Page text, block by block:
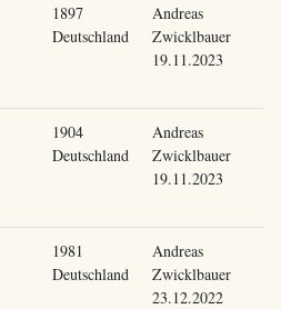
1897
Deutschland
Andreas
Zwicklbauer
19.11.2023
1904
Deutschland
Andreas
Zwicklbauer
19.11.2023
1981
Deutschland
Andreas
Zwicklbauer
23.12.2022